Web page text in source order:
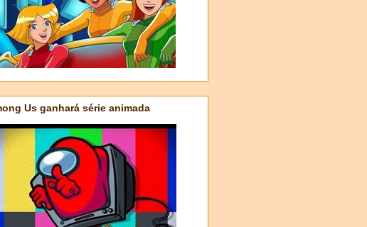
Us ganhará série animada